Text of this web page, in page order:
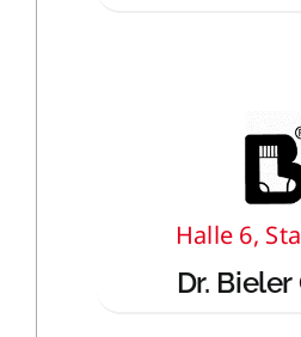
Halle 6,
Dr.